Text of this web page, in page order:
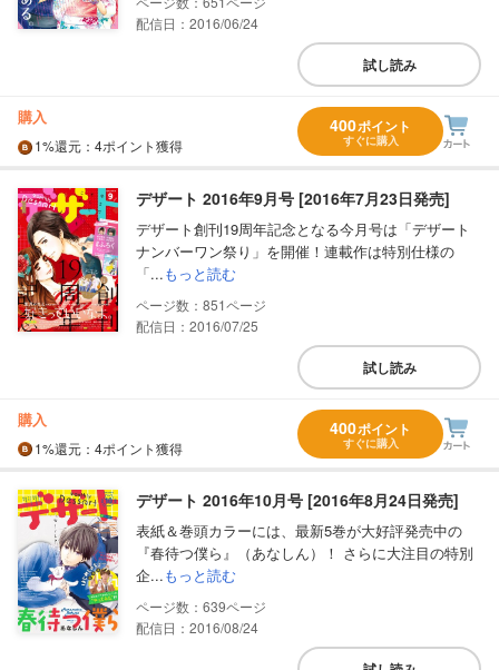
配信日：2016/06/24
試し読み
購入
1%還元 ：4ポイント獲得
400ポイント
すぐに購入
デザート 2016年9月号 [2016年7月23日発売]
デザート創刊19周年記念となる今月号は「デザート
ナンバーワン祭り」を開催！連載作は特別仕様の
「...もっと読む
851
配信日：2016/07/25
試し読み
購入
1%還元 ：4ポイント獲得
400ポイント
すぐに購入
デザート 2016年10月号 [2016年8月24日発売]
表紙＆巻頭カラーには、最新5巻が大好評発売中の
『春待つ僕ら』（あなしん）！ さらに大注目の特別
企...もっと読む
639
配信日：2016/08/24